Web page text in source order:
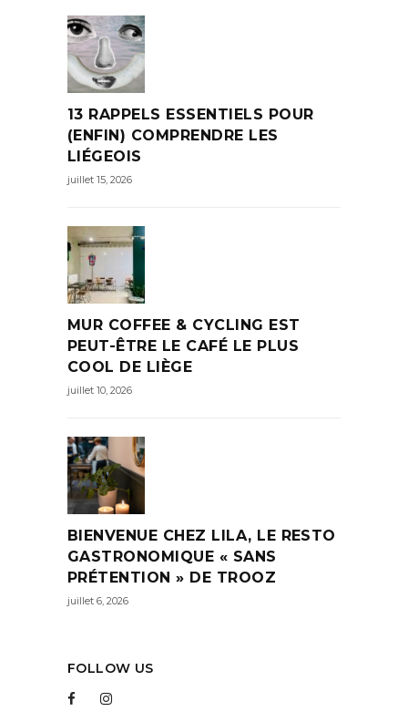
13 RAPPELS ESSENTIELS POUR
(ENFIN) COMPRENDRE LES
LIÉGEOIS
juillet 15, 2026
MUR COFFEE & CYCLING EST
PEUT-ÊTRE LE CAFÉ LE PLUS
COOL DE LIÈGE
juillet 10, 2026
BIENVENUE CHEZ LILA, LE RESTO
GASTRONOMIQUE « SANS
PRÉTENTION » DE TROOZ
juillet 6, 2026
FOLLOW US